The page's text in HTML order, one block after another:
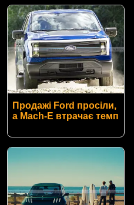
Продажі Ford просіли,
а Mach-E втрачає темп